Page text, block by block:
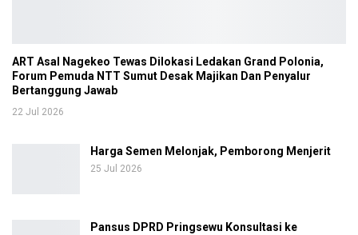
ART Asal Nagekeo Tewas Dilokasi Ledakan Grand Polonia,
Forum Pemuda NTT Sumut Desak Majikan Dan Penyalur
Bertanggung Jawab
22 Jul 2026
Harga Semen Melonjak, Pemborong Menjerit
25 Jul 2026
Pansus DPRD Pringsewu Konsultasi ke